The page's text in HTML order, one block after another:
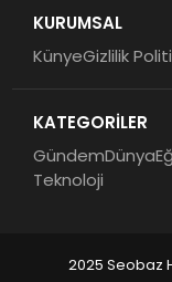
KURUMSAL
KünyeGizlilik
KATEGORİLER
GündemDünya
Teknoloji
2025 Seobaz